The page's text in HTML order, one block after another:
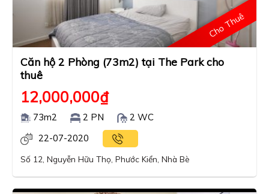
Cho Thuê
Căn hộ 2 Phòng (73m2) tại The Park cho
thuê
12,000,000₫
73m2 2 PN
2 WC
22-07-2020
Số 12, Nguyễn Hữu Thọ, Phước Kiển, Nhà Bè